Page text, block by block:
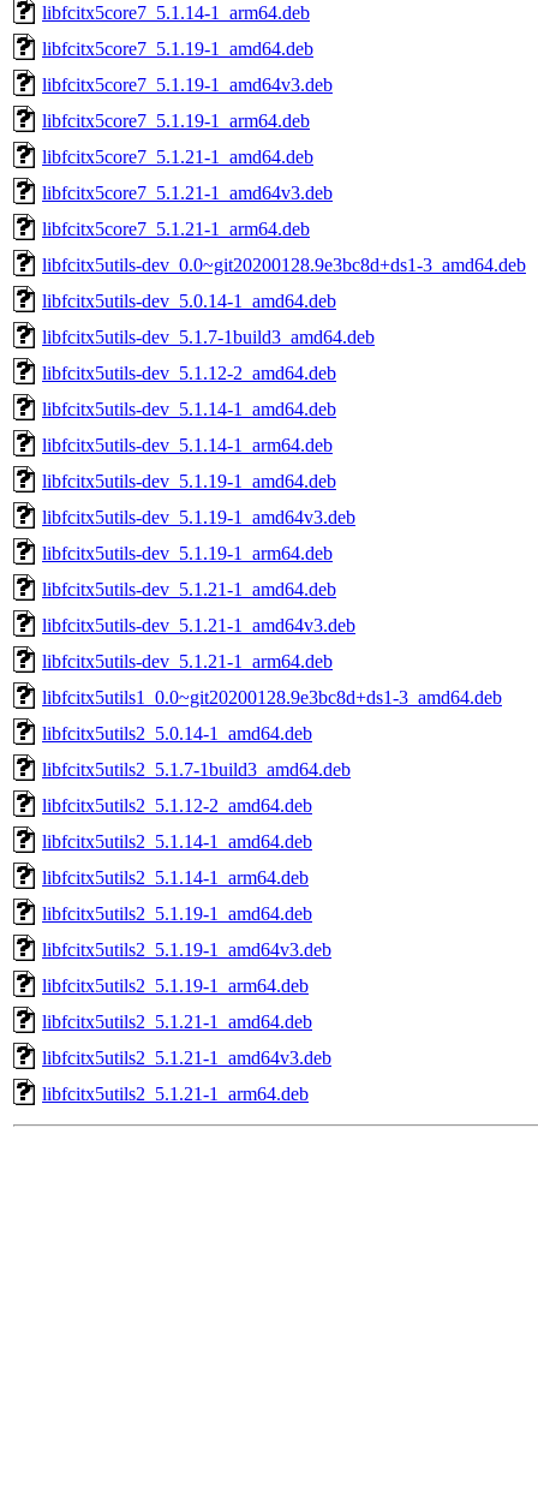
libfcitx5core7_5.1.14-1_arm64.deb
libfcitx5core7_5.1.19-1_amd64.deb
libfcitx5core7_5.1.19-1_amd64v3.deb
libfcitx5core7_5.1.19-1_arm64.deb
libfcitx5core7_5.1.21-1_amd64.deb
libfcitx5core7_5.1.21-1_amd64v3.deb
libfcitx5core7_5.1.21-1_arm64.deb
libfcitx5utils-dev_0.0~git20200128.9e3bc8d+ds1-3_amd64.deb
libfcitx5utils-dev_5.0.14-1_amd64.deb
libfcitx5utils-dev_5.1.7-1build3_amd64.deb
libfcitx5utils-dev_5.1.12-2_amd64.deb
libfcitx5utils-dev_5.1.14-1_amd64.deb
libfcitx5utils-dev_5.1.14-1_arm64.deb
libfcitx5utils-dev_5.1.19-1_amd64.deb
libfcitx5utils-dev_5.1.19-1_amd64v3.deb
libfcitx5utils-dev_5.1.19-1_arm64.deb
libfcitx5utils-dev_5.1.21-1_amd64.deb
libfcitx5utils-dev_5.1.21-1_amd64v3.deb
libfcitx5utils-dev_5.1.21-1_arm64.deb
libfcitx5utils1_0.0~git20200128.9e3bc8d+ds1-3_amd64.deb
libfcitx5utils2_5.0.14-1_amd64.deb
libfcitx5utils2_5.1.7-1build3_amd64.deb
libfcitx5utils2_5.1.12-2_amd64.deb
libfcitx5utils2_5.1.14-1_amd64.deb
libfcitx5utils2_5.1.14-1_arm64.deb
libfcitx5utils2_5.1.19-1_amd64.deb
libfcitx5utils2_5.1.19-1_amd64v3.deb
libfcitx5utils2_5.1.19-1_arm64.deb
libfcitx5utils2_5.1.21-1_amd64.deb
libfcitx5utils2_5.1.21-1_amd64v3.deb
libfcitx5utils2_5.1.21-1_arm64.deb